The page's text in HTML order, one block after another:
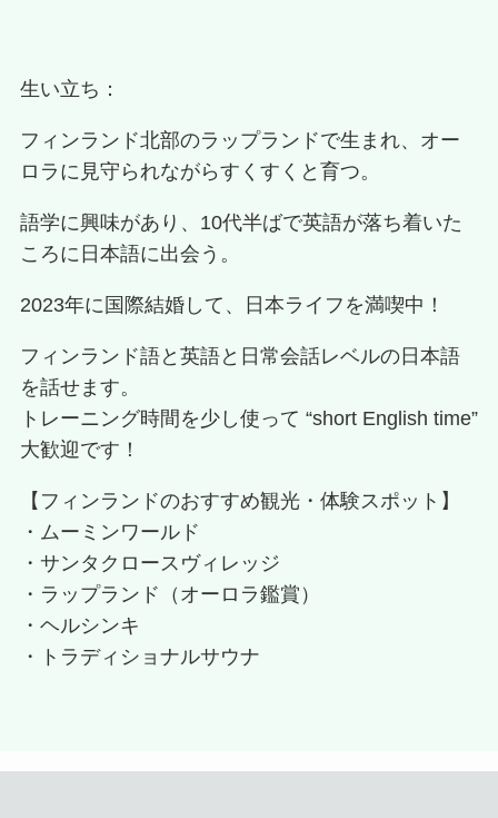
生い立ち：
フィンランド北部のラップランドで生まれ、オー
ロラに見守られながらすくすくと育つ。
語学に興味があり、10代半ばで英語が落ち着いた
ころに日本語に出会う。
2023年に国際結婚して、日本ライフを満喫中！
フィンランド語と英語と日常会話レベルの日本語
を話せます。
トレーニング時間を少し使って “short English time”
大歓迎です！
【フィンランドのおすすめ観光・体験スポット】
・ムーミンワールド
・サンタクロースヴィレッジ
・ラップランド（オーロラ鑑賞）
・ヘルシンキ
・トラディショナルサウナ